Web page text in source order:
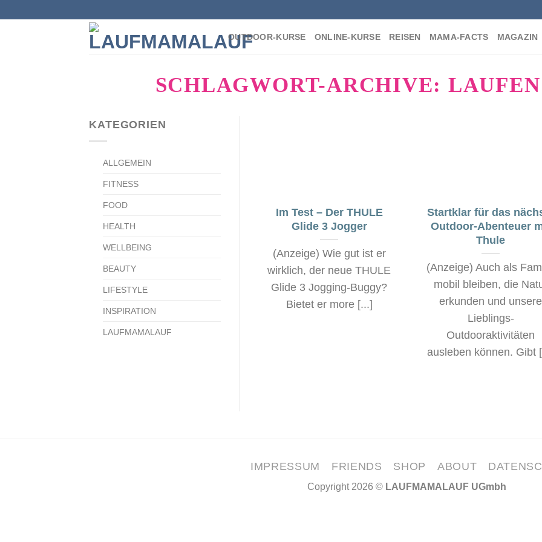
OUTDOOR-KURSE ONLINE-KURSE REISEN MAMA-FACTS MAGAZIN
SCHLAGWORT-ARCHIVE:
KATEGORIEN
ALLGEMEIN
FITNESS
FOOD
HEALTH
WELLBEING
BEAUTY
LIFESTYLE
INSPIRATION
LAUFMAMALAUF
Im Test – Der THULE
Glide 3 Jogger
(Anzeige) Wie gut ist er
wirklich, der neue THULE
Glide 3 Jogging-Buggy?
Bietet er more [...]
Startklar für das
Outdoor-Abenteuer
Thule
(Anzeige) Auch als
mobil bleiben, die
erkunden und unsere
Lieblings-
Outdooraktivitäten
ausleben können. Gibt
IMPRESSUM FRIENDS SHOP ABOUT
Copyright 2026 © LAUFMAMALAUF UGmbh